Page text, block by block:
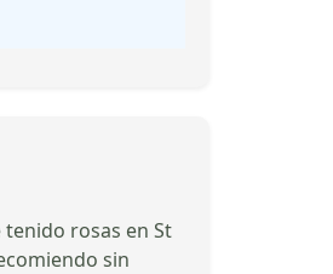
rosas en St
sin